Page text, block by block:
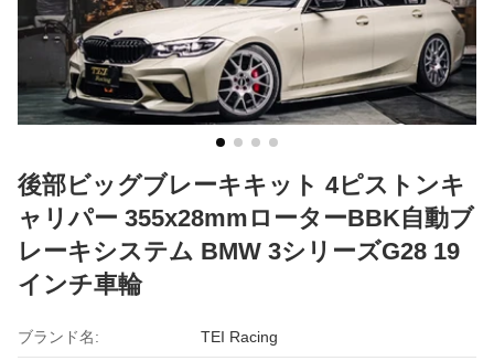
後部ビッグブレーキキット 4ピストンキ
ャリパー 355x28mmローターBBK自動ブ
レーキシステム BMW 3シリーズG28 19
インチ車輪
ブランド名: TEI Racing